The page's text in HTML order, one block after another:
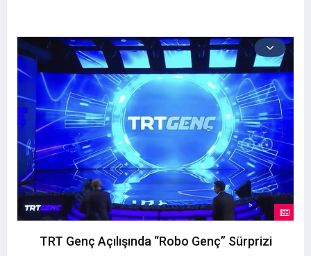
TRT Genç Açılışında “Robo Genç” Sürprizi